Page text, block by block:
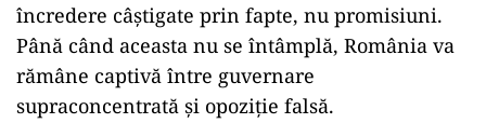
încredere câștigate prin fapte, nu promisiuni.
Până când aceasta nu se întâmplă, România va
rămâne captivă între guvernare
supraconcentrată și opoziție falsă.